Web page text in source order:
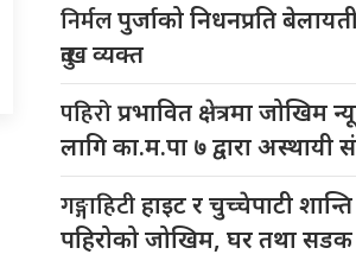
निर्मलपुर्जाको निधनप्रति
दुःख व्यक्त
पहिरोप्रभावित क्षेत्रमा जोखिम
लागि का.म.पा ७ द्वारा अस्थायी
गङ्गाहिटीहाइट र चुच्चेपाटी शान्ति
पहिरोको जोखिम, घर तथा सडक